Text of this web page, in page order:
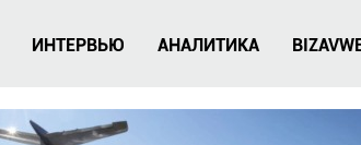
ИНТЕРВЬЮ АНАЛИТИКА